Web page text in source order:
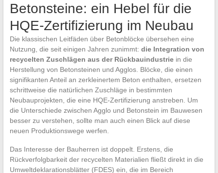
Betonsteine: ein Hebel für die
HQE-Zertifizierung im Neubau
Die klassischen Leitfäden über Betonblöcke übersehen eine
Nutzung, die seit einigen Jahren zunimmt: die Integration von
recycelten Zuschlägen aus der Rückbauindustriein die
Herstellung von Betonsteinen und Agglos. Blöcke, die einen
signifikanten Anteil an zerkleinertem Beton enthalten, ersetzen
schrittweise die natürlichen Zuschläge in bestimmten
Neubauprojekten, die eine HQE-Zertifizierung anstreben. Um
die Unterschiede zwischen Agglo und Betonstein im Bauwesen
besser zu verstehen, sollte man auch einen Blick auf diese
neuen Produktionswege werfen.
Das Interesse der Bauherren ist doppelt. Erstens, die
Rückverfolgbarkeit der recycelten Materialien fließt direkt in die
Umweltdeklarationsblätter (FDES) ein, die im Bereich